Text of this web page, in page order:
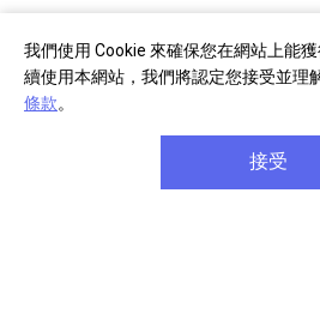
我們使用 Cookie 來確保您在網站上能
續使用本網站，我們將認定您接受並理
條款。
接受
有之註冊商標，而 Sony Group
可在授權之下任意使用此等商標。